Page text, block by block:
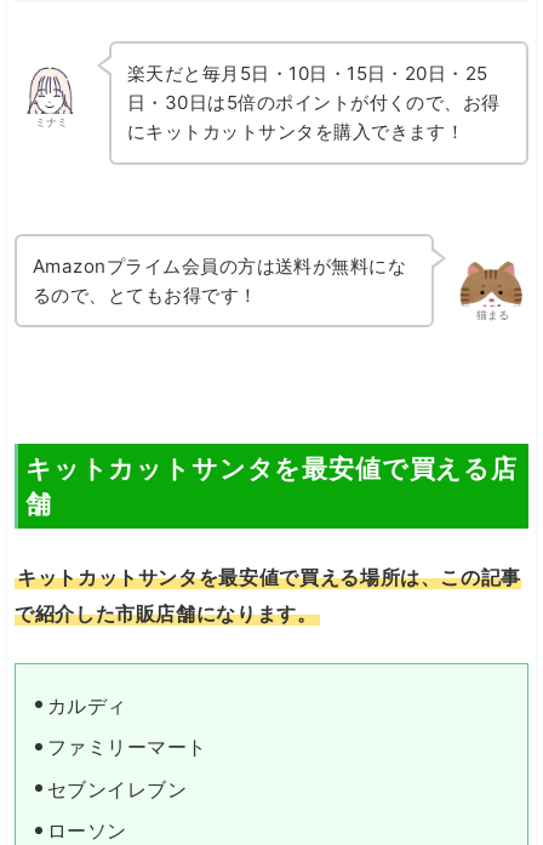
ミナミ
楽天だと毎月5日・10日・15日・20日・25
日・30日は5倍のポイントが付くので、お得
にキットカットサンタを購入できます！
猫まる
Amazonプライム会員の方は送料が無料にな
るので、とてもお得です！
キットカットサンタを最安値で買える店
舗
キットカットサンタを最安値で買える場所は、この記事
で紹介した市販店舗になります。
カルディ
ファミリーマート
セブンイレブン
ローソン